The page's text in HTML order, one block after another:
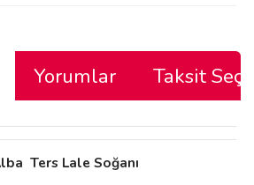
Yorumlar Taksit
Ters Lale Soğanı